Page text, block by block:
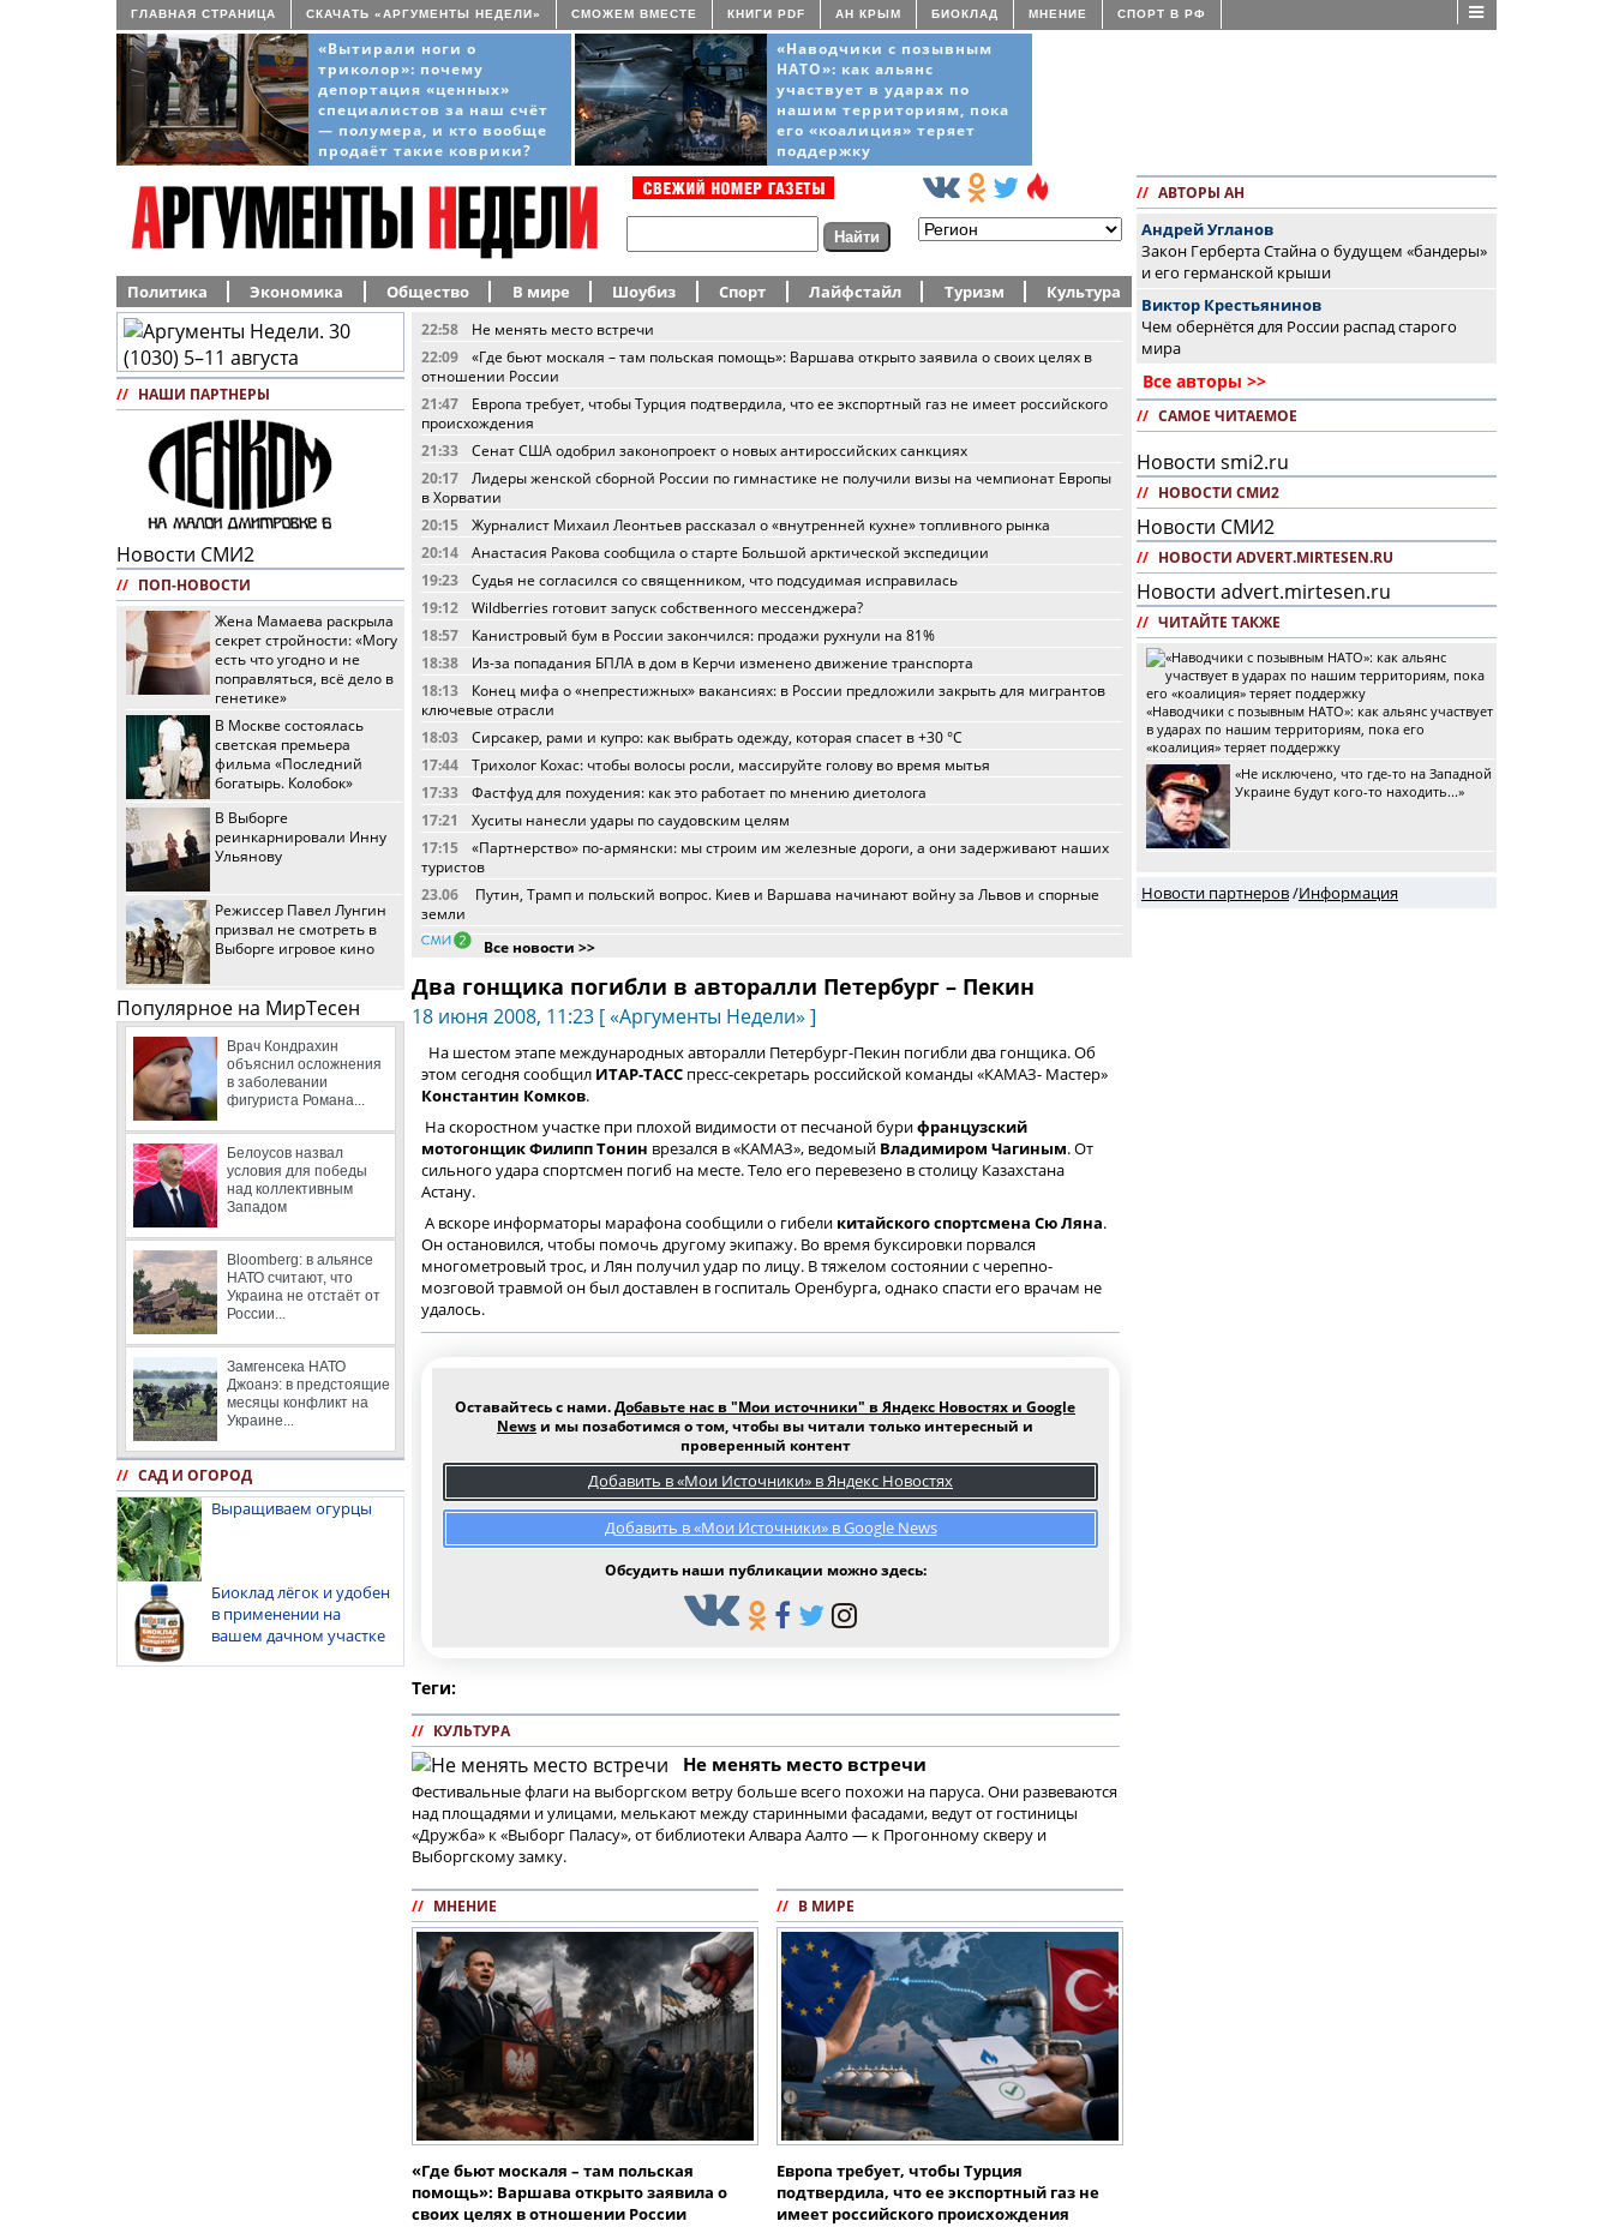
ГЛАВНАЯ СТРАНИЦА СКАЧАТЬ «АРГУМЕНТЫ НЕДЕЛИ» СМОЖЕМ ВМЕСТЕ КНИГИ PDF АН КРЫМ БИОКЛАД МНЕНИЕ СПОРТ В РФ
«Вытирали ноги о
триколор»: почему
депортация «ценных»
специалистов за наш счёт
— полумера, и кто вообще
продаёт такие коврики?
«Наводчики с позывным
НАТО»: как альянс
участвует в ударах по
нашим территориям, пока
его «коалиция» теряет
поддержку
Политика Экономика Общество В мире Шоубиз Спорт Лайфстайл Туризм Культура
// НАШИ ПАРТНЕРЫ
Новости СМИ2
// ПОП-НОВОСТИ
Жена Мамаева раскрыла
секрет стройности: «Могу
есть что угодно и не
поправляться, всё дело в
генетике»
В Москве состоялась
светская премьера
фильма «Последний
богатырь. Колобок»
В Выборге
реинкарнировали Инну
Ульянову
Режиссер Павел Лунгин
призвал не смотреть в
Выборге игровое кино
Популярное на МирТесен
Врач Кондрахин
объяснил осложнения
в заболевании
фигуриста Романа...
Белоусов назвал
условия для победы
над коллективным
Западом
Bloomberg: в альянсе
НАТО считают, что
Украина не отстаёт от
России...
Замгенсека НАТО
Джоанэ: в предстоящие
месяцы конфликт на
Украине...
// САД И ОГОРОД
Выращиваем огурцы
Биоклад лёгок и удобен
в применении на
вашем дачном участке
22:58
Не менять место встречи
22:09
«Где бьют москаля – там польская помощь»: Варшава открыто заявила о своих целях в
отношении России
21:47
Европа требует, чтобы Турция подтвердила, что ее экспортный газ не имеет российского
происхождения
21:33
Сенат США одобрил законопроект о новых антироссийских санкциях
20:17
Лидеры женской сборной России по гимнастике не получили визы на чемпионат Европы
в Хорватии
20:15
Журналист Михаил Леонтьев рассказал о «внутренней кухне» топливного рынка
20:14
Анастасия Ракова сообщила о старте Большой арктической экспедиции
19:23
Судья не согласился со священником, что подсудимая исправилась
19:12
Wildberries готовит запуск собственного мессенджера?
18:57
Канистровый бум в России закончился: продажи рухнули на 81%
18:38
Из-за попадания БПЛА в дом в Керчи изменено движение транспорта
18:13
Конец мифа о «непрестижных» вакансиях: в России предложили закрыть для мигрантов
ключевые отрасли
18:03
Сирсакер, рами и купро: как выбрать одежду, которая спасет в +30 °C
17:44
Трихолог Кохас: чтобы волосы росли, массируйте голову во время мытья
17:33
Фастфуд для похудения: как это работает по мнению диетолога
17:21
Хуситы нанесли удары по саудовским целям
17:15
«Партнерство» по-армянски: мы строим им железные дороги, а они задерживают наших
туристов
23.06
Путин, Трамп и польский вопрос. Киев и Варшава начинают войну за Львов и спорные
земли
Все новости >>
Два гонщика погибли в авторалли Петербург – Пекин
18 июня 2008, 11:23 [ «Аргументы Недели» ]
На шестом этапе международных авторалли Петербург-Пекин погибли два гонщика. Об
этом сегодня сообщил ИТАР-ТАСС пресс-секретарь российской команды «КАМАЗ- Мастер»
Константин Комков.
На скоростном участке при плохой видимости от песчаной бурифранцузский
мотогонщик Филипп Тонин врезался в «КАМАЗ», ведомый Владимиром Чагиным. От
сильного удара спортсмен погиб на месте. Тело его перевезено в столицу Казахстана
Астану.
А вскоре информаторы марафона сообщили о гибели китайского спортсмена Сю Ляна.
Он остановился, чтобы помочь другому экипажу. Во время буксировки порвался
многометровый трос, и Лян получил удар по лицу. В тяжелом состоянии с черепно-
мозговой травмой он был доставлен в госпиталь Оренбурга, однако спасти его врачам не
удалось.
Оставайтесь с нами.Добавьте нас в "Мои источники" в Яндекс Новостях и Google
News и мы позаботимся о том, чтобы вы читали только интересный и
проверенный контент
Добавить в «Мои Источники» в Яндекс Новостях
Добавить в «Мои Источники» в Google News
Обсудить наши публикации можно здесь:
Теги:
// КУЛЬТУРА
Не менять место встречи
Фестивальные флаги на выборгском ветру больше всего похожи на паруса. Они развеваются
над площадями и улицами, мелькают между старинными фасадами, ведут от гостиницы
«Дружба» к «Выборг Паласу», от библиотеки Алвара Аалто — к Прогонному скверу и
Выборгскому замку.
// МНЕНИЕ
«Где бьют москаля – там польская
помощь»: Варшава открыто заявила о
своих целях в отношении России
// В МИРЕ
Европа требует, чтобы Турция
подтвердила, что ее экспортный газ не
имеет российского происхождения
// АВТОРЫ АН
Андрей Угланов
Закон Герберта Стайна о будущем «бандеры»
и его германской крыши
Виктор Крестьянинов
Чем обернётся для России распад старого
мира
Все авторы >>
// САМОЕ ЧИТАЕМОЕ
Новости smi2.ru
// НОВОСТИ СМИ2
Новости СМИ2
// НОВОСТИ ADVERT.MIRTESEN.RU
Новости advert.mirtesen.ru
// ЧИТАЙТЕ ТАКЖЕ
«Наводчики с позывным НАТО»: как альянс участвует
в ударах по нашим территориям, пока его
«коалиция» теряет поддержку
«Не исключено, что где-то на Западной
Украине будут кого-то находить...»
Новости партнеров/Информация